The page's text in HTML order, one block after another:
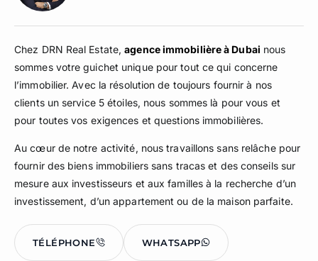
Chez DRN Real Estate,agence immobilière à Dubai nous
sommes votre guichet unique pour tout ce qui concerne
l’immobilier. Avec la résolution de toujours fournir à nos
clients un service 5 étoiles, nous sommes là pour vous et
pour toutes vos exigences et questions immobilières.
Au cœur de notre activité, nous travaillons sans relâche pour
fournir des biens immobiliers sans tracas et des conseils sur
mesure aux investisseurs et aux familles à la recherche d’un
investissement, d’un appartement ou de la maison parfaite.
TÉLÉPHONE WHATSAPP